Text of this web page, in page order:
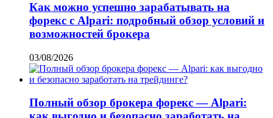
Как можно успешно зарабатывать на
форекс с Alpari: подробный обзор условий и
возможностей брокера
03/08/2026
Полный обзор брокера форекс — Alpari: